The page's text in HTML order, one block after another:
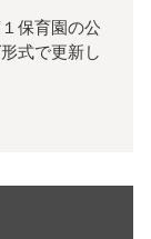
保育園の公
式で更新し